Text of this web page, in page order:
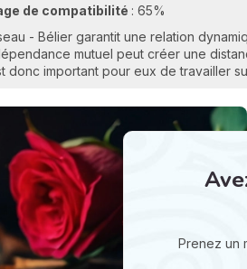
de compatibilité : 65%
- Bélier garantit une relation
mutuel peut créer une
donc important pour eux de travailler
Prenez un